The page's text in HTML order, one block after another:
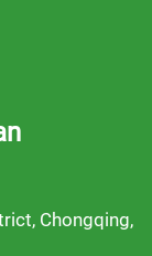
Chongqing,